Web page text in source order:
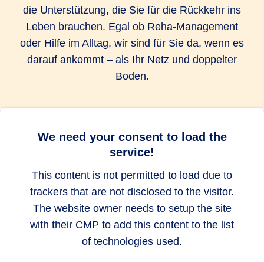
bis zu 25.000
EUR
bis zu 25.000
EUR
bis zu 25.000
EUR
Umbaukosten
bis zu 500
Auslandsreise Assistance
die Unterstützung, die Sie für die Rückkehr ins
Leben brauchen. Egal ob Reha-Management
oder Hilfe im Alltag, wir sind für Sie da, wenn es
darauf ankommt – als Ihr Netz und doppelter
Boden.
We need your consent to load the
service!
This content is not permitted to load due to
trackers that are not disclosed to the visitor.
The website owner needs to setup the site
with their CMP to add this content to the list
of technologies used.